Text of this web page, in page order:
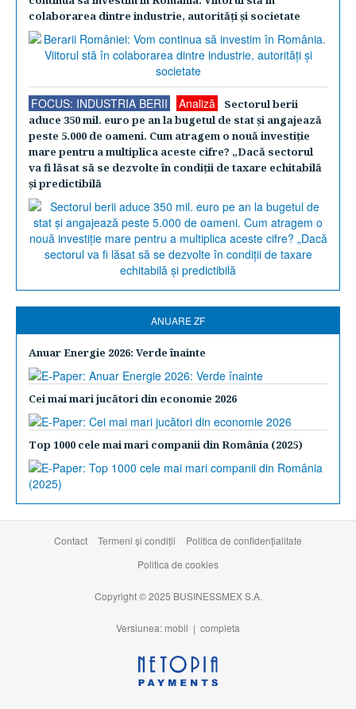
colaborarea dintre industrie, autorităţi şi societate
FOCUS: INDUSTRIA BERII Analiză
Sectorul berii
aduce 350 mil. euro pe an la bugetul de stat şi angajează
peste 5.000 de oameni. Cum atragem o nouă investiţie
mare pentru a multiplica aceste cifre? „Dacă sectorul
va fi lăsat să se dezvolte în condiţii de taxare echitabilă
şi predictibilă
ANUARE ZF
Anuar Energie 2026: Verde înainte
Cei mai mari jucători din economie 2026
Top 1000 cele mai mari companii din România (2025)
Contact Termeni şi condiţii
Politica de confidențialitate
Politica de cookies
Copyright © 2025 BUSINESSMEX S.A.
Versiunea: mobil | completa